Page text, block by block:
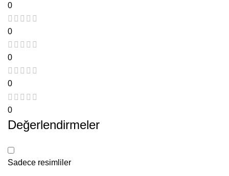
0
0
0
0
0
Değerlendirmeler
Sadece resimliler